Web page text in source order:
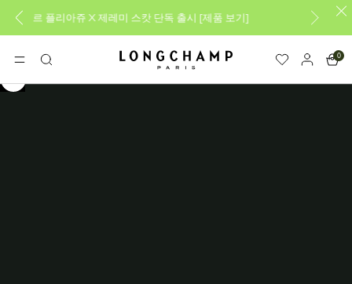
스캇 단독 출시[제품 보기 ] 새로운 26FW 컬렉션을 만나
메뉴
검
색
롱샴 - 홈
0